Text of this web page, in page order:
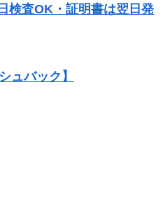
検査OK・証明書は翌日発
バック】